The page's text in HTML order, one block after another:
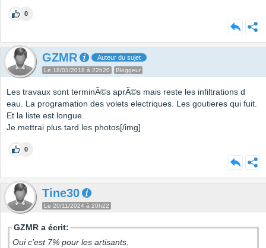
0
GZMR Auteur du sujet
Le 18/01/2018 à 22h20 Bloggeur
Les travaux sont terminÃ©s aprÃ©s mais reste les infiltrations d
eau. La programation des volets electriques. Les goutieres qui fuit.
Et la liste est longue.
Je mettrai plus tard les photos[/img]
0
Tine30
Le 20/11/2024 à 20h22
GZMR a écrit:
Oui c'est 7% pour les artisants.